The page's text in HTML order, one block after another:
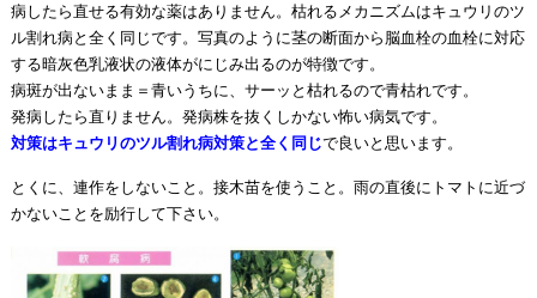
病したら直せる有効な薬はありません。枯れるメカニズムはキュウリのツ
ル割れ病と全く同じです。写真のように茎の断面から脳血栓の血栓に対応
する暗灰色乳液状の液体がにじみ出るのが特徴です。
病斑が出ないまま＝青いうちに、サーッと枯れるので青枯れです。
発病したら直りません。発病株を抜くしかない怖い病気です。
対策はキュウリのツル割れ病対策と全く同じで良いと思います。
とくに、連作をしないこと。接木苗を使うこと。雨の直後にトマトに近づ
かないことを励行して下さい。